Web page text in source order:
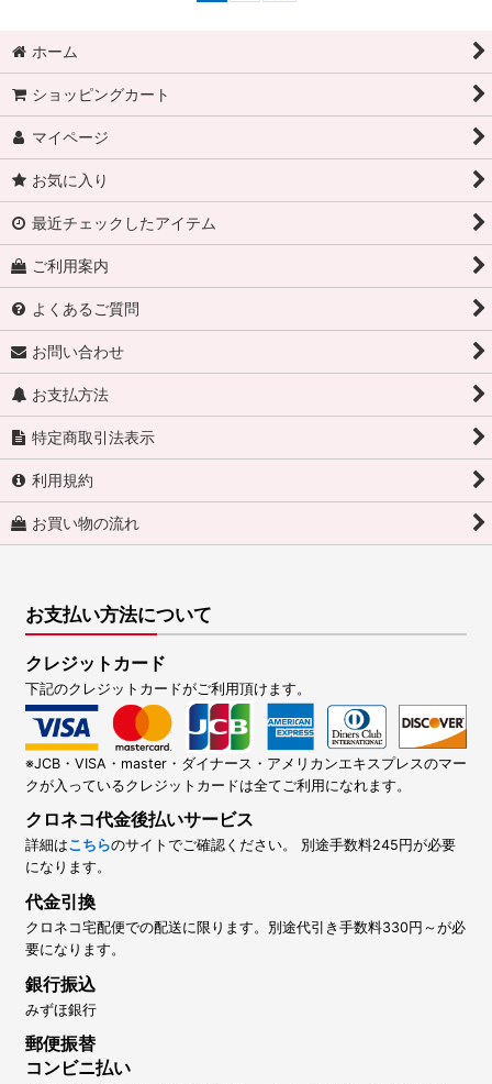
ホーム
ショッピングカート
マイページ
お気に入り
最近チェックしたアイテム
ご利用案内
よくあるご質問
お問い合わせ
お支払方法
特定商取引法表示
利用規約
お買い物の流れ
お支払い方法について
クレジットカード
下記のクレジットカードがご利用頂けます。
※JCB・VISA・master・ダイナース・アメリカンエキスプレスのマー
クが入っているクレジットカードは全てご利用になれます。
クロネコ代金後払いサービス
詳細はこちらのサイトでご確認ください。 別途手数料245円が必要
になります。
代金引換
クロネコ宅配便での配送に限ります。別途代引き手数料330円～が必
要になります。
銀行振込
みずほ銀行
郵便振替
コンビニ払い